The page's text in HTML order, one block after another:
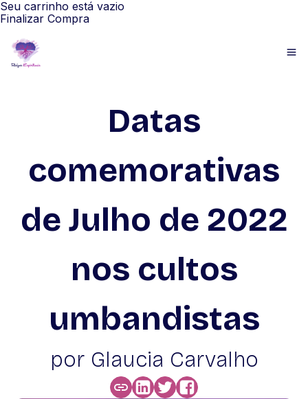
Seu carrinho está vazio
Finalizar Compra
Datas
comemorativas
de Julho de 2022
nos cultos
umbandistas
por Glaucia Carvalho